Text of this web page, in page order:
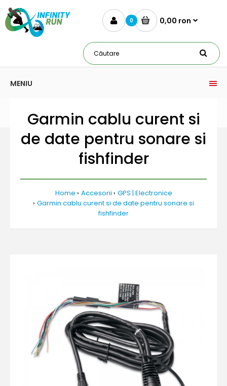
0 0,00 ron
MENIU
Garmin cablu curent si
de date pentru sonare si
fishfinder
Home Accesorii
GPS | Electronice
Garmin cablu curent si de date pentru sonare si
fishfinder